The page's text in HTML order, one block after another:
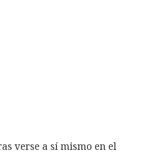
verse a sí mismo en el